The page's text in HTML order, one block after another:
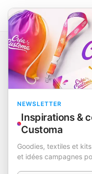
NEWSLETTER
Inspirations &
Customa
Goodies, textiles et
et idées campagnes
Catalogue Technologie et
RUPTURE